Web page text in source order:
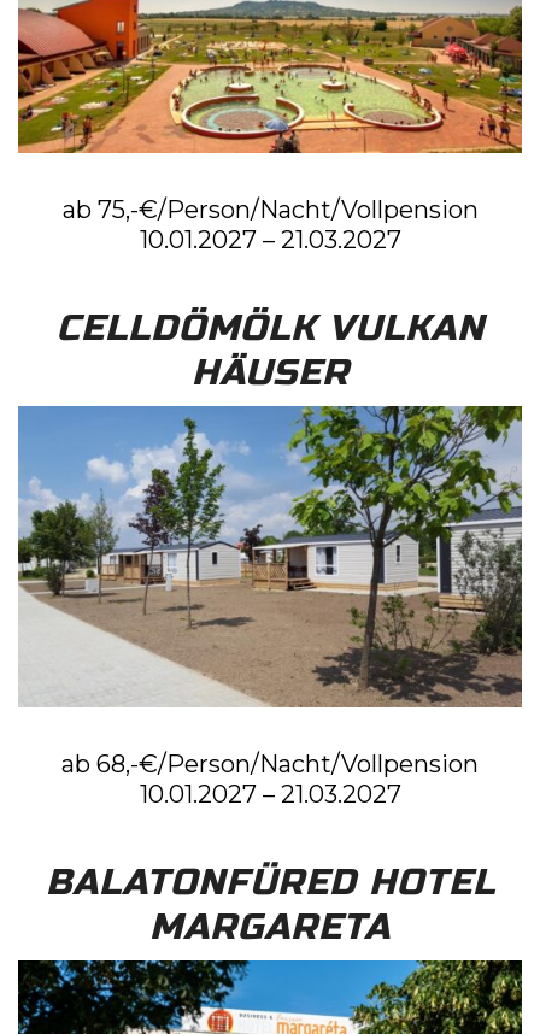
ab 75,-€/Person/Nacht/Vollpension
10.01.2027 – 21.03.2027
CELLDÖMÖLK VULKAN
HÄUSER
ab 68,-€/Person/Nacht/Vollpension
10.01.2027 – 21.03.2027
BALATONFÜRED HOTEL
MARGARETA